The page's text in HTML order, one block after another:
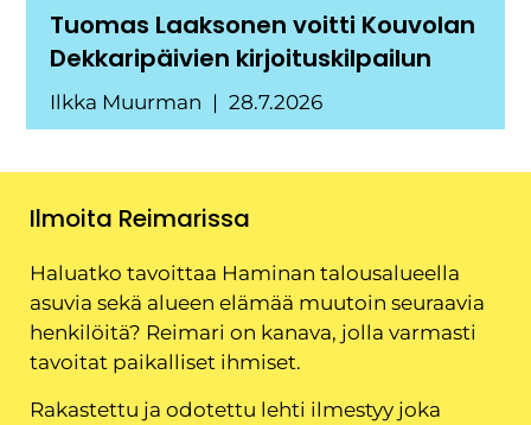
Tuomas Laaksonen voitti Kouvolan
Dekkaripäivien kirjoituskilpailun
Ilkka Muurman 28.7.2026
Ilmoita Reimarissa
Haluatko tavoittaa Haminan talousalueella
asuvia sekä alueen elämää muutoin seuraavia
henkilöitä? Reimari on kanava, jolla varmasti
tavoitat paikalliset ihmiset.
Rakastettu ja odotettu lehti ilmestyy joka